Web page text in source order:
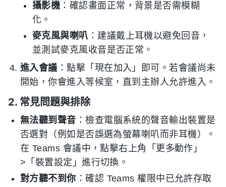
攝影機 ：確認畫面正常，背景是否需模糊
化。
麥克風與喇叭 ：建議戴上耳機以避免回音，
並測試麥克風收音是否正常。
進入會議 ：點擊「現在加入」即可。若會議尚未
開始，你會進入等候室，直到主辦人允許進入。
2. 常見問題與排除
無法聽到聲音 ：檢查電腦系統的聲音輸出裝置是
否選對（例如是否誤選為螢幕喇叭而非耳機）。
在 Teams 會議中，點擊右上角「更多動作」
>「裝置設定」進行切換。
對方聽不到你 ：確認 Teams 權限中已允許存取